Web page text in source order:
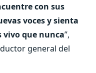
con sus
voces y sienta
vivo que nunca”,
general del